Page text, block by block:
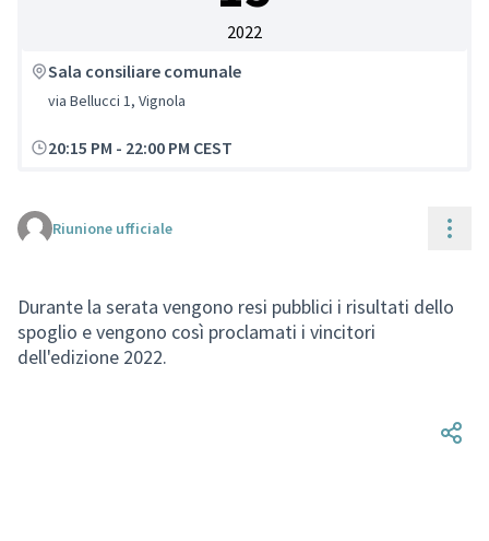
2022
Sala consiliare comunale
via Bellucci 1, Vignola
20:15 PM - 22:00 PM CEST
Riunione ufficiale
Durante la serata vengono resi pubblici i risultati dello
spoglio e vengono così proclamati i vincitori
dell'edizione 2022.